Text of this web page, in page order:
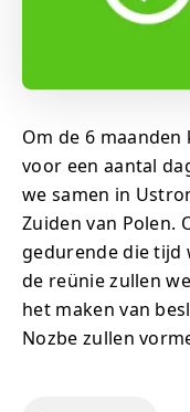
Om de 6
voor een aantal
we samen in
Zuiden van Polen.
gedurende die tijd
de reünie zullen
het maken van
Nozbe zullen